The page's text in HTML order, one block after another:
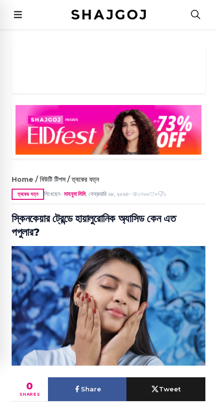
Home / বিউটি টিপস / ত্বকের যত্ন
ত্বকের যত্ন লিখেছেন ● মাহবুবা মিমি, ফেব্রুয়ারি ২৮, ২০২৩ ● ১৭৯৬ ৮ ১
স্কিনকেয়ার ট্রেন্ডে হায়ালুরোনিক অ্যাসিড কেন এত
পপুলার?
0
SHARES
Share Tweet